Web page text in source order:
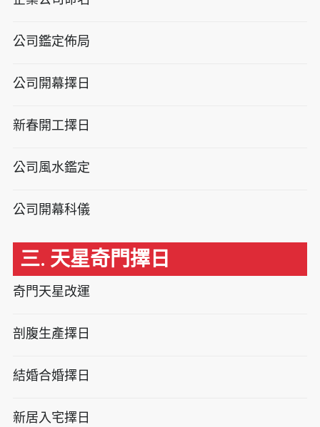
公司鑑定佈局
公司開幕擇日
新春開工擇日
公司風水鑑定
公司開幕科儀
三. 天星奇門擇日
奇門天星改運
剖腹生產擇日
結婚合婚擇日
新居入宅擇日